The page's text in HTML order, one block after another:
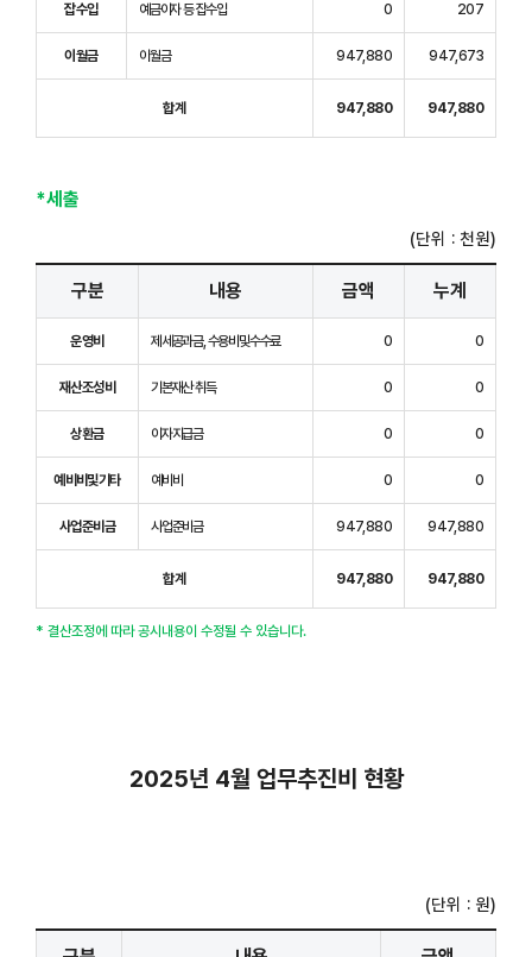
잡수입 예금이자 등 잡수입 0 207
이월금 이월금 947,880 947,673
합계 947,880 947,880
*세출
(단위 : 천원)
구분 내용 금액 누계
운영비 제세공과금, 수용비및수수료 0 0
재산조성비 기본재산 취득 0 0
상환금 이자지급금 0 0
예비비및기타 예비비 0 0
사업준비금 사업준비금 947,880 947,880
합계 947,880 947,880
* 결산조정에 따라 공시내용이 수정될 수 있습니다.
2025년 4월 업무추진비 현황
(단위 : 원)